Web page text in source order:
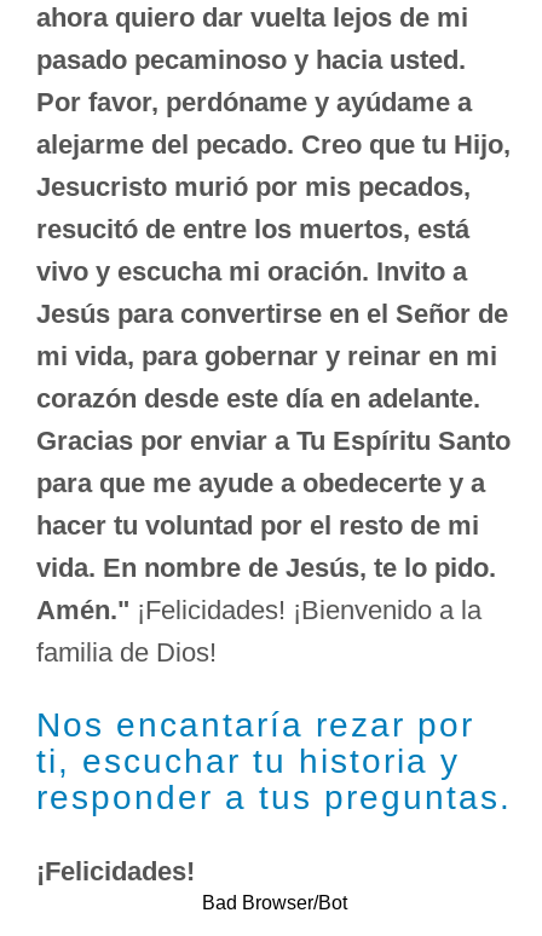
ahora quiero dar vuelta lejos de mi
pasado pecaminoso y hacia usted.
Por favor, perdóname y ayúdame a
alejarme del pecado. Creo que tu Hijo,
Jesucristo murió por mis pecados,
resucitó de entre los muertos, está
vivo y escucha mi oración. Invito a
Jesús para convertirse en el Señor de
mi vida, para gobernar y reinar en mi
corazón desde este día en adelante.
Gracias por enviar a Tu Espíritu Santo
para que me ayude a obedecerte y a
hacer tu voluntad por el resto de mi
vida. En nombre de Jesús, te lo pido.
Amén." ¡Felicidades! ¡Bienvenido a la
familia de Dios!
Nos encantaría rezar por
ti, escuchar tu historia y
responder a tus preguntas.
¡Felicidades!